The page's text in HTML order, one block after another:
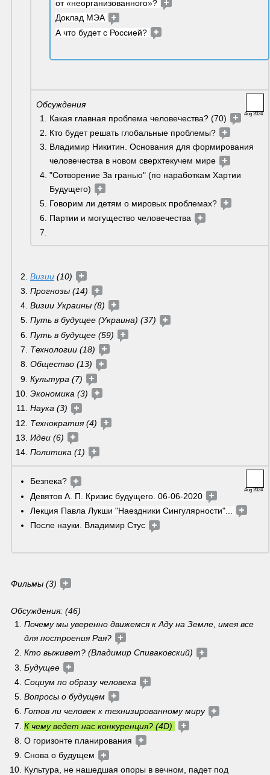
от «неорганизованного»?
Доклад МЭА
А что будет с Россией?
Aug 2024
Обсуждения
Какая главная проблема человечества? (70)
Кто будет решать глобальные проблемы?
Владимир Никитин. Основания для формирования
человечества в новом сверхтекучем мире
"Сотворение За гранью" (по наработкам Хартии
Будущего)
Говорим ли детям о мировых проблемах?
Партии и могущество человечества
Визии (10)
Прогнозы (14)
Визии Украины (8)
Путь в будущее (Украина) (37)
Путь в будущее (59)
Технологии (18)
Общество (13)
Культура (7)
Экономика (3)
Наука (3)
Технократия (4)
Идеи (6)
Политика (1)
Aug 2024
Безпека?
Девятов А. П. Кризис будущего. 06-06-2020
Лекция Павла Лукши "Наездники Сингулярности"...
После науки. Владимир Стус
Фильмы (3)
Обсуждения: (46)
Почему мы уверенно движемся к Аду на Земле, имея все
для построения Рая?
Кто выживет? (Владимир Спиваковский)
Будущее
Социум по образу человека
Вопросы о будущем
Готов ли человек к технизированному миру
К чему ведет нас конкуренция? (4D)
О горизонте планирования
Снова о будущем
Культура, не нашедшая опоры в вечном, падет под